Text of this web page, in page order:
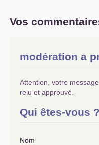
Vos
modération a
Attention, votre
relu et approuvé.
Qui êtes-vous ?
Nom